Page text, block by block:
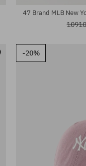
47 Brand MLB New
-20%